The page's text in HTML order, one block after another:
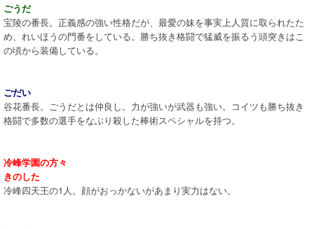
ごうだ
宝陵の番長。正義感の強い性格だが、最愛の妹を事実上人質に取られたた
め、れいほうの門番をしている。勝ち抜き格闘で猛威を振るう頭突きはこ
の頃から装備している。
ごだい
谷花番長。ごうだとは仲良し。力が強いが武器も強い。コイツも勝ち抜き
格闘で多数の選手をなぶり殺した棒術スペシャルを持つ。
冷峰学園の方々
きのした
冷峰四天王の1人。顔がおっかないがあまり実力はない。